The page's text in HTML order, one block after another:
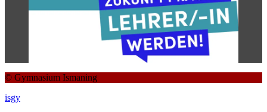
© Gymnasium Ismaning
isgy